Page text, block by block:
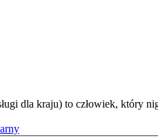
dla kraju) to człowiek, który